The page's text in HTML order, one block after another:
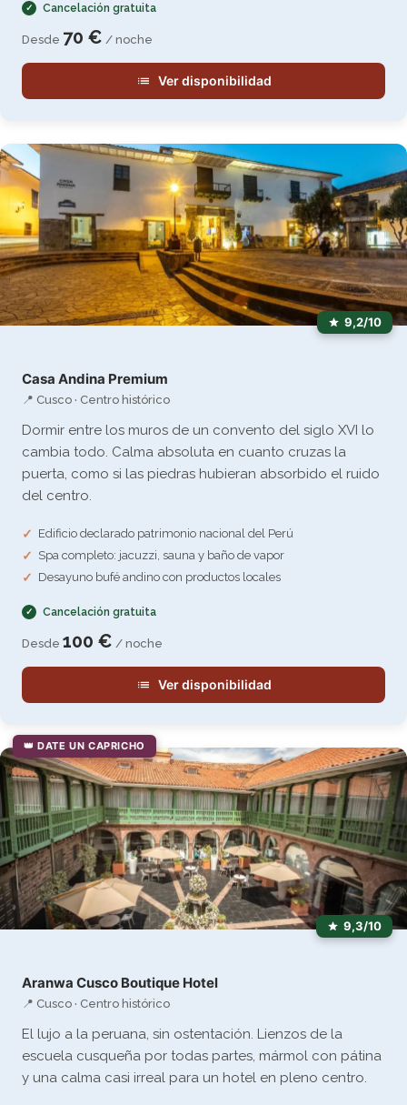
Cancelación gratuita
Desde 70 € / noche
Ver disponibilidad
9,2/10
Casa Andina Premium
📍 Cusco · Centro histórico
Dormir entre los muros de un convento del siglo XVI lo
cambia todo. Calma absoluta en cuanto cruzas la
puerta, como si las piedras hubieran absorbido el ruido
del centro.
Edificio declarado patrimonio nacional del Perú
Spa completo: jacuzzi, sauna y baño de vapor
Desayuno bufé andino con productos locales
Cancelación gratuita
Desde 100 € / noche
Ver disponibilidad
👑 DATE UN CAPRICHO
9,3/10
Aranwa Cusco Boutique Hotel
📍 Cusco · Centro histórico
El lujo a la peruana, sin ostentación. Lienzos de la
escuela cusqueña por todas partes, mármol con pátina
y una calma casi irreal para un hotel en pleno centro.